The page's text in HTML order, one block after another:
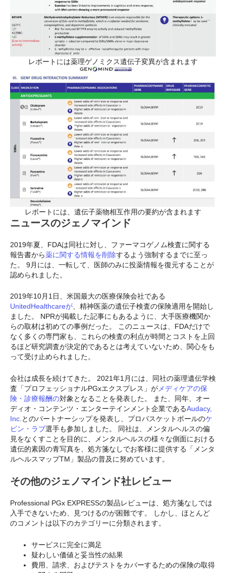
レポートには薬理ゲノミクス遺伝子変異が含まれます
レポートには、遺伝子薬物相互作用の要約が含まれます
ニュースのジェノマインド
2019年夏、FDAは同社に対し、ファーマコゲノム検査に関する
報告書から薬に関する情報を削除するよう強制するまでに至っ
た。 9月には、一転して、医師のみに投薬情報を復元することが
認められました。
2019年10月1日、米国最大の医療保険会社である
UnitedHealthcareが、精神医薬の遺伝子検査の保険適用を開始し
ました。 NPRが掲載した記事にもあるように、大手医療機関か
らの取材は初めての事例だった。 このニュースは、FDAだけで
なく多くの専門家も、これらの検査の利点が時間とコストを上回
るほど研究調査が決定的であるとは考えていないため、関心をも
って受け止められました。
会社は成長を続けてきた。 2021年1月には、同社の薬理遺伝学検
査「プロフェッショナルPGxエクスプレス」が メディケアの保
険・診療報酬の対象となることを発表した。 また、同年、オー
ディオ・コンテンツ・エンターテインメント企業であるAudacy,
Inc .とのパートナーシップを発表し、プロバスケットボールのケ
ビン・ラブ選手も参加しました。 同社は、メンタルヘルスの偏
見をなくすことを目的に、メンタルヘルスの様々な側面における
遺伝的素因の青写真を、処方箋なしでお客様に提供する「メンタ
ルヘルスマップTM」製品の普及に努めています。
その他のジェノマインド社レビュー
Professional PGx EXPRESSの製品レビューは、処方箋なしでは
入手できないため、見つけるのが困難です。 しかし、ほとんど
のコメントは以下のカテゴリーに分類されます。
サービスに完全に満足
疑わしい価値と妥当性の結果
費用、請求、およびテストをカバーするための保険の取得